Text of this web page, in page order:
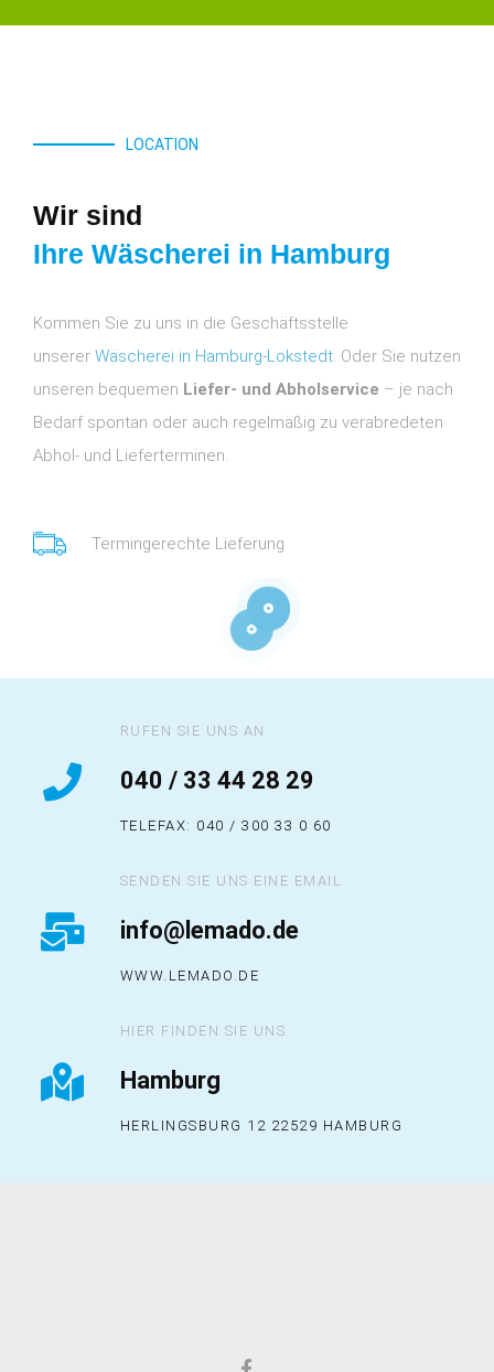
LOCATION
Wir sind
Ihre Wäscherei in Hamburg
Kommen Sie zu uns in die Geschäftsstelle
unserer Wäscherei in Hamburg-Lokstedt. Oder Sie nutzen
unseren bequemen Liefer- und Abholservice – je nach
Bedarf spontan oder auch regelmäßig zu verabredeten
Abhol- und Lieferterminen.
Termingerechte Lieferung
RUFEN SIE UNS AN
040 / 33 44 28 29
TELEFAX: 040 / 300 33 0 60
SENDEN SIE UNS EINE EMAIL
info@lemado.de
WWW.LEMADO.DE
HIER FINDEN SIE UNS
Hamburg
HERLINGSBURG 12 22529 HAMBURG